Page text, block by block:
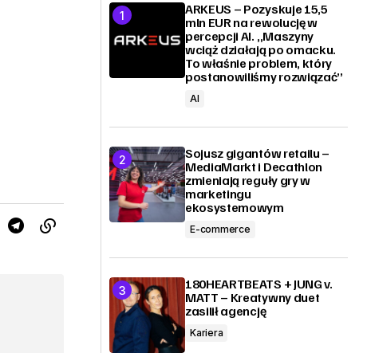
ARKEUS – Pozyskuje 15,5
mln EUR na rewolucję w
percepcji AI. „Maszyny
wciąż działają po omacku.
To właśnie problem, który
postanowiliśmy rozwiązać”
AI
Sojusz gigantów retailu –
MediaMarkt i Decathlon
zmieniają reguły gry w
marketingu
ekosystemowym
E-commerce
180HEARTBEATS + JUNG v.
MATT – Kreatywny duet
zasilił agencję
Kariera